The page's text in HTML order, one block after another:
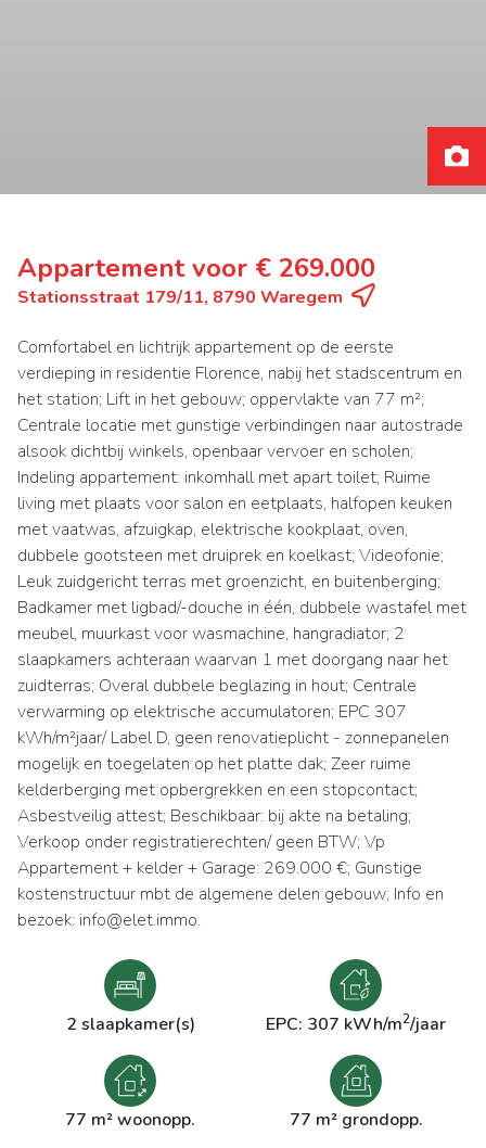
Appartement voor € 269.000
Stationsstraat 179/11, 8790 Waregem
Comfortabel en lichtrijk appartement op de eerste
verdieping in residentie Florence, nabij het stadscentrum en
het station; Lift in het gebouw; oppervlakte van 77 m²;
Centrale locatie met gunstige verbindingen naar autostrade
alsook dichtbij winkels, openbaar vervoer en scholen;
Indeling appartement: inkomhall met apart toilet; Ruime
living met plaats voor salon en eetplaats, halfopen keuken
met vaatwas, afzuigkap, elektrische kookplaat, oven,
dubbele gootsteen met druiprek en koelkast; Videofonie;
Leuk zuidgericht terras met groenzicht, en buitenberging;
Badkamer met ligbad/-douche in één, dubbele wastafel met
meubel, muurkast voor wasmachine, hangradiator; 2
slaapkamers achteraan waarvan 1 met doorgang naar het
zuidterras; Overal dubbele beglazing in hout; Centrale
verwarming op elektrische accumulatoren; EPC 307
kWh/m²jaar/ Label D, geen renovatieplicht - zonnepanelen
mogelijk en toegelaten op het platte dak; Zeer ruime
kelderberging met opbergrekken en een stopcontact;
Asbestveilig attest; Beschikbaar: bij akte na betaling;
Verkoop onder registratierechten/ geen BTW; Vp
Appartement + kelder + Garage: 269.000 €; Gunstige
kostenstructuur mbt de algemene delen gebouw; Info en
bezoek: info@elet.immo.
2 slaapkamer(s) EPC: 307 kWh/m2/jaar
77 m² woonopp. 77 m² grondopp.